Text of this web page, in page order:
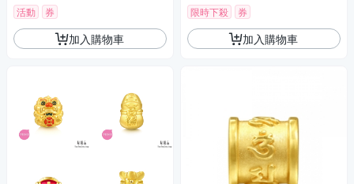
活動 券
加入購物車
限時下殺 券
加入購物車